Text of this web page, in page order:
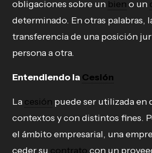
obligaciones sobre un bien o un
determinado. En otras palabras,
transferencia de una posición
persona a otra.
Entendiendo la Cesión
La cesión puede ser utilizada en
contextos y con distintos fines.
el ámbito empresarial, una
ceder su contrato con un